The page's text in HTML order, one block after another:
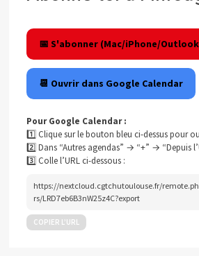
📅 S'abonner (Mac/iPhone/
📆 Ouvrir dans Google Calendar
Pour Google Calendar :
1️⃣ Clique sur le bouton bleu ci-dessus pour
2️⃣ Dans “Autres agendas” → “+” → “Depuis
3️⃣ Colle l’URL ci-dessous :
https://nextcloud.cgtchutoulouse.fr/
rs/LRD7eb6B3nW25z4C?export
COPIER L’URL